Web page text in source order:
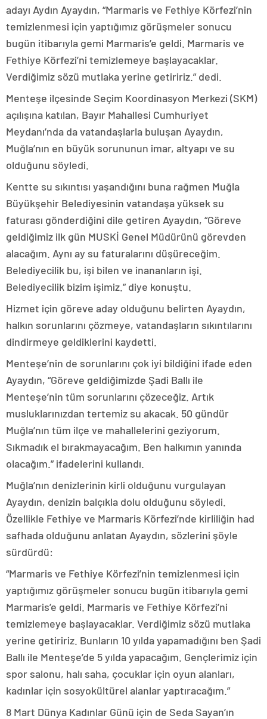
adayı Aydın Ayaydın, “Marmaris ve Fethiye Körfezi’nin
temizlenmesi için yaptığımız görüşmeler sonucu
bugün itibarıyla gemi Marmaris’e geldi. Marmaris ve
Fethiye Körfezi’ni temizlemeye başlayacaklar.
Verdiğimiz sözü mutlaka yerine getiririz.” dedi.
Menteşe ilçesinde Seçim Koordinasyon Merkezi (SKM)
açılışına katılan, Bayır Mahallesi Cumhuriyet
Meydanı’nda da vatandaşlarla buluşan Ayaydın,
Muğla’nın en büyük sorununun imar, altyapı ve su
olduğunu söyledi.
Kentte su sıkıntısı yaşandığını buna rağmen Muğla
Büyükşehir Belediyesinin vatandaşa yüksek su
faturası gönderdiğini dile getiren Ayaydın, “Göreve
geldiğimiz ilk gün MUSKİ Genel Müdürünü görevden
alacağım. Aynı ay su faturalarını düşüreceğim.
Belediyecilik bu, işi bilen ve inananların işi.
Belediyecilik bizim işimiz.” diye konuştu.
Hizmet için göreve aday olduğunu belirten Ayaydın,
halkın sorunlarını çözmeye, vatandaşların sıkıntılarını
dindirmeye geldiklerini kaydetti.
Menteşe’nin de sorunlarını çok iyi bildiğini ifade eden
Ayaydın, “Göreve geldiğimizde Şadi Ballı ile
Menteşe’nin tüm sorunlarını çözeceğiz. Artık
musluklarınızdan tertemiz su akacak. 50 gündür
Muğla’nın tüm ilçe ve mahallelerini geziyorum.
Sıkmadık el bırakmayacağım. Ben halkımın yanında
olacağım.” ifadelerini kullandı.
Muğla’nın denizlerinin kirli olduğunu vurgulayan
Ayaydın, denizin balçıkla dolu olduğunu söyledi.
Özellikle Fethiye ve Marmaris Körfezi’nde kirliliğin had
safhada olduğunu anlatan Ayaydın, sözlerini şöyle
sürdürdü:
“Marmaris ve Fethiye Körfezi’nin temizlenmesi için
yaptığımız görüşmeler sonucu bugün itibarıyla gemi
Marmaris’e geldi. Marmaris ve Fethiye Körfezi’ni
temizlemeye başlayacaklar. Verdiğimiz sözü mutlaka
yerine getiririz. Bunların 10 yılda yapamadığını ben Şadi
Ballı ile Menteşe’de 5 yılda yapacağım. Gençlerimiz için
spor salonu, halı saha, çocuklar için oyun alanları,
kadınlar için sosyokültürel alanlar yaptıracağım.”
8 Mart Dünya Kadınlar Günü için de Seda Sayan’ın